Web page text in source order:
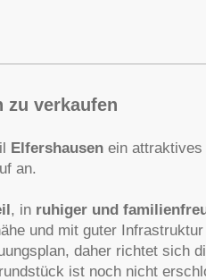
zu verkaufen
Elfershausen ein attraktives
an.
, in ruhiger und
und mit guter
daher richtet sich
ist noch nicht